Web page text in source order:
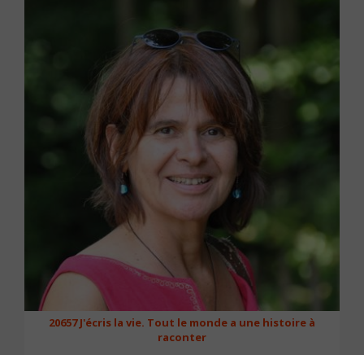
20657 J'écris la vie. Tout le monde a une histoire à
raconter